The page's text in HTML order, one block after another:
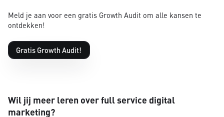
Meld je aan voor een gratis Growth Audit om alle kansen te
ontdekken!
Gratis Growth Audit!
Wil jij meer leren over full service digital
marketing?